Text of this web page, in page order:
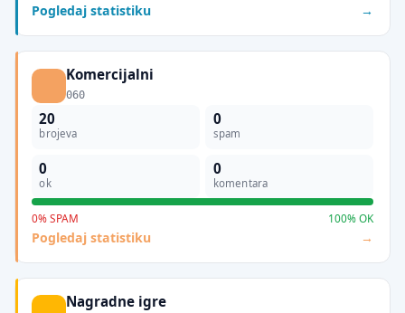
Pogledaj statistiku
Komercijalni
060
20
brojeva
0
spam
0
ok
0
komentara
0% SPAM 100% OK
Pogledaj statistiku
Nagradne igre